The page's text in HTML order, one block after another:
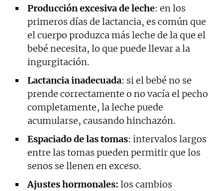
Producción excesiva de leche: en los
primeros días de lactancia, es común que
el cuerpo produzca más leche de la que el
bebé necesita, lo que puede llevar a la
ingurgitación.
Lactancia inadecuada: si el bebé no se
prende correctamente o no vacía el pecho
completamente, la leche puede
acumularse, causando hinchazón.
Espaciado de las tomas: intervalos largos
entre las tomas pueden permitir que los
senos se llenen en exceso.
Ajustes hormonales: los cambios